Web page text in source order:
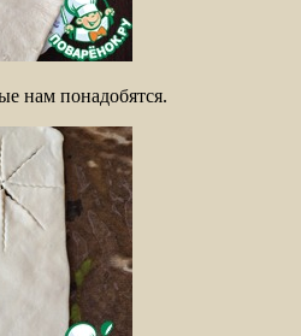
нам понадобятся.